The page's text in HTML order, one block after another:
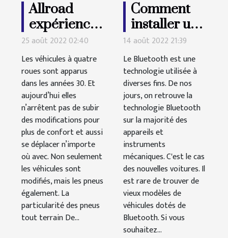
Allroad
expérience :
Quel pneu
s’adapte le
mieux à
toutes les
pistes ?
25 août 2022 02:40
Les véhicules à quatre
roues sont apparus
dans les années 30. Et
aujourd’hui elles
n’arrêtent pas de subir
des modifications pour
plus de confort et aussi
se déplacer n’importe
où avec. Non seulement
les véhicules sont
modifiés, mais les pneus
également. La
particularité des pneus
tout terrain De...
Comment
installer un
Bluetooth
sur un
véhicule ?
14 août 2022 21:39
Le Bluetooth est une
technologie utilisée à
diverses fins. De nos
jours, on retrouve la
technologie Bluetooth
sur la majorité des
appareils et
instruments
mécaniques. C'est le cas
des nouvelles voitures. Il
est rare de trouver de
vieux modèles de
véhicules dotés de
Bluetooth. Si vous
souhaitez...